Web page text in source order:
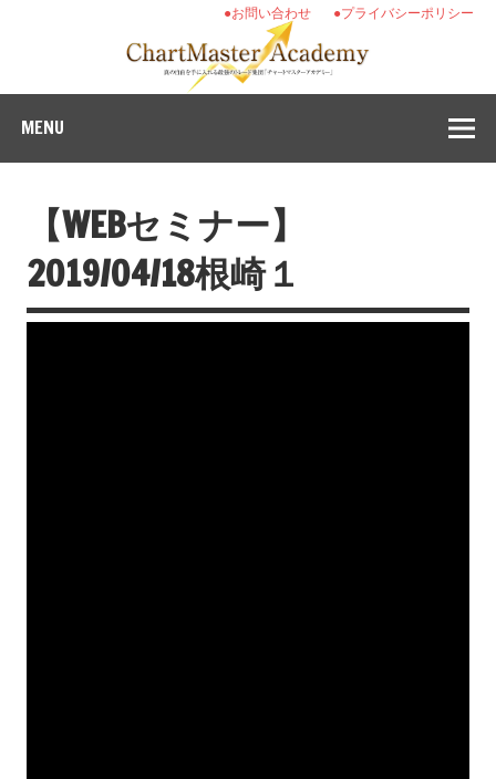
●プライバシーポリシー
●お問い合わせ
MENU
【WEBセミナー】
2019/04/18根崎１